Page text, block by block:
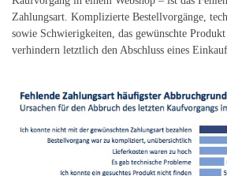
Zahlungsart. Komplizierte Bestellvorgänge,
sowie Schwierigkeiten, das gewünschte
verhindern letztlich den Abschluss eines